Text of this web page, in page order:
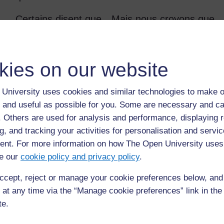
on our website
University uses cookies and similar technologies to make
useful as possible for you. Some are necessary and
Others are used for analysis and performance, displaying
and tracking your activities for personalisation and
For more information on how The Open University
our cookie policy and privacy policy.
reject or manage your cookie preferences below,
any time via the “Manage cookie preferences” link in
Certains disent que…Mais nous croyons
Questions d’évaluation
Est-ce que la lettre commence en indiquant le cas
Est-ce qu'elle met en avant des arguments pour
Est-ce qu'elle inclut des renseignements relatifs aux
une dimension humaine ?
Est-ce qu'elle présente le cas de nouveau au dernier
Est-elle bien structurée, divisée en paragraphes,
Est-elle précise et sans erreurs de ponctuation, de